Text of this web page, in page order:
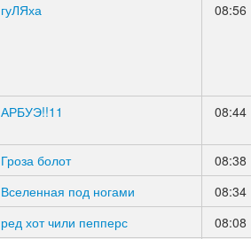
гуЛЯха 08:56
АРБУЭ!!11 08:44
Гроза болот
08:38
Вселенная под ногами
08:34
ред хот чили пепперс
08:08